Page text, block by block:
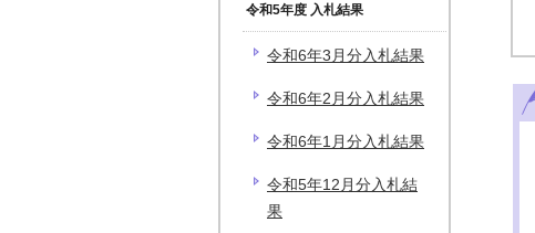
令和5年度 入札結果
令和6年3月分入札結果
令和6年2月分入札結果
令和6年1月分入札結果
令和5年12月分入札結
果